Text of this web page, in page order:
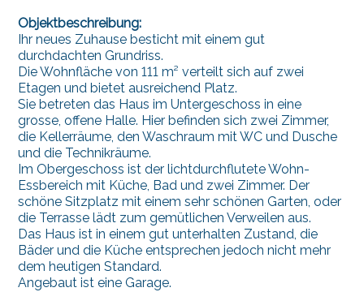
Objektbeschreibung:
Ihr neues Zuhause besticht mit einem gut
durchdachten Grundriss.
Die Wohnfläche von 111 m² verteilt sich auf zwei
Etagen und bietet ausreichend Platz.
Sie betreten das Haus im Untergeschoss in eine
grosse, offene Halle. Hier befinden sich zwei Zimmer,
die Kellerräume, den Waschraum mit WC und Dusche
und die Technikräume.
Im Obergeschoss ist der lichtdurchflutete Wohn-
Essbereich mit Küche, Bad und zwei Zimmer. Der
schöne Sitzplatz mit einem sehr schönen Garten, oder
die Terrasse lädt zum gemütlichen Verweilen aus.
Das Haus ist in einem gut unterhalten Zustand, die
Bäder und die Küche entsprechen jedoch nicht mehr
dem heutigen Standard.
Angebaut ist eine Garage.